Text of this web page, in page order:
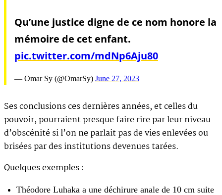
Qu’une justice digne de ce nom honore la
mémoire de cet enfant.
pic.twitter.com/mdNp6Aju80
— Omar Sy (@OmarSy) June 27, 2023
Ses conclusions ces dernières années, et celles du
pouvoir, pourraient presque faire rire par leur niveau
d’obscénité si l’on ne parlait pas de vies enlevées ou
brisées par des institutions devenues tarées.
Quelques exemples :
Théodore Luhaka a une déchirure anale de 10 cm suite